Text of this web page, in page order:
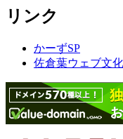
リンク
かーずSP
佐倉葉ウェブ文